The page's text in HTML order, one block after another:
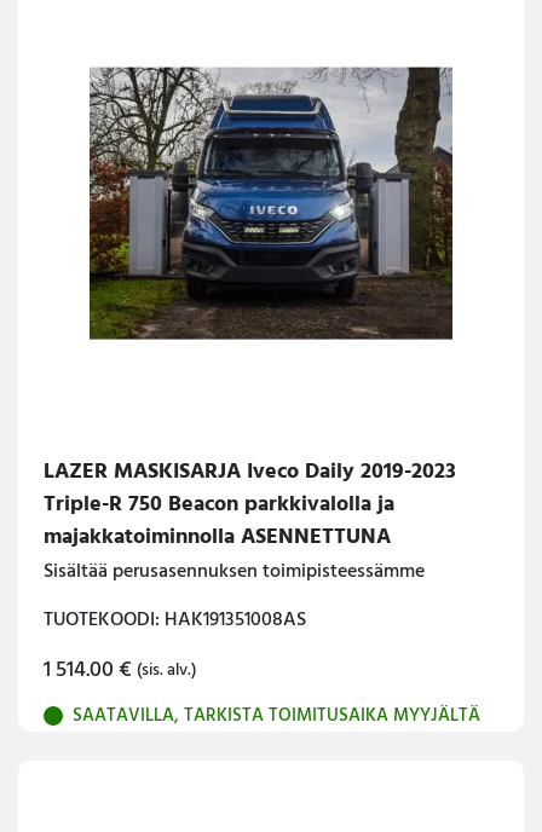
LAZER MASKISARJA Iveco Daily 2019-2023
Triple-R 750 Beacon parkkivalolla ja
majakkatoiminnolla ASENNETTUNA
Sisältää perusasennuksen toimipisteessämme
TUOTEKOODI: HAK191351008AS
1 514.00€ (sis. alv.)
SAATAVILLA, TARKISTA TOIMITUSAIKA MYYJÄLTÄ